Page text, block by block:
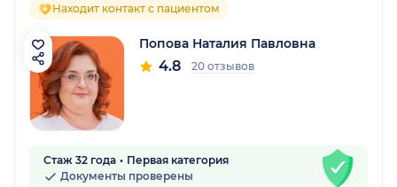
Находит контакт с пациентом
Попова Наталия Павловна
4.8 20 отзывов
Стаж 32 года
Первая категория
Документы проверены